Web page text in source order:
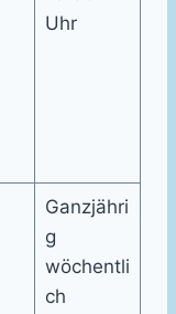
Uhr
Ganzjähri
g
wöchentli
ch